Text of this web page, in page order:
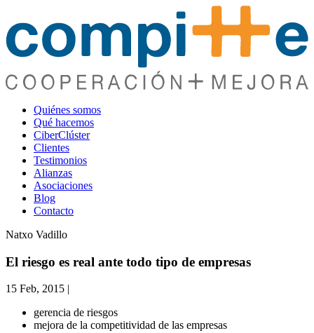
Quiénes somos
Qué hacemos
CiberClúster
Clientes
Testimonios
Alianzas
Asociaciones
Blog
Contacto
Natxo Vadillo
El riesgo es real ante todo tipo de empresas
15 Feb, 2015 |
gerencia de riesgos
mejora de la competitividad de las empresas